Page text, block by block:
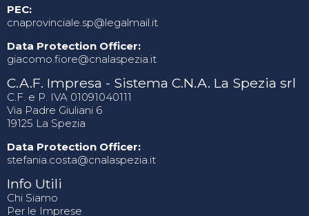
PEC:
cnaprovinciale.sp@legalmail.it
Data Protection Officer:
giacomo.fiore@cnalaspezia.it
C.A.F. Impresa - Sistema C.N.A. La Spezia srl
C.F. e P. IVA 01091040111
Via Padre Giuliani 6
19125 La Spezia
Data Protection Officer:
stefania.costa@cnalaspezia.it
Info Utili
Chi Siamo
Per le Imprese